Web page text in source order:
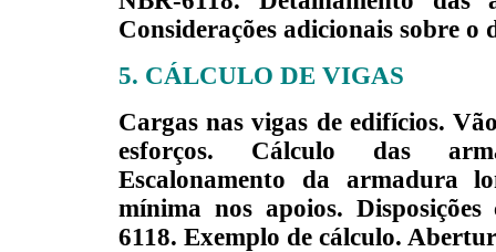
Considerações adicionais sobre o
5. CÁLCULO DE VIGAS
Cargas nas vigas de edifícios.
esforços. Cálculo das
Escalonamento da armadura
mínima nos apoios.
6118. Exemplo de cálculo.